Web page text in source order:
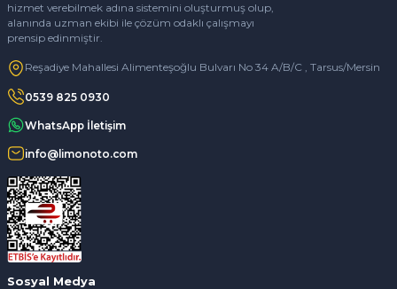
hizmet verebilmek adına sistemini oluşturmuş olup,
alanında uzman ekibi ile çözüm odaklı çalışmayı
prensip edinmiştir.
Reşadiye Mahallesi Alimenteşoğlu Bulvarı No 34 A/B/C , Tarsus/Mersin
0539 825 0930
WhatsApp İletişim
info@limonoto.com
Sosyal Medya